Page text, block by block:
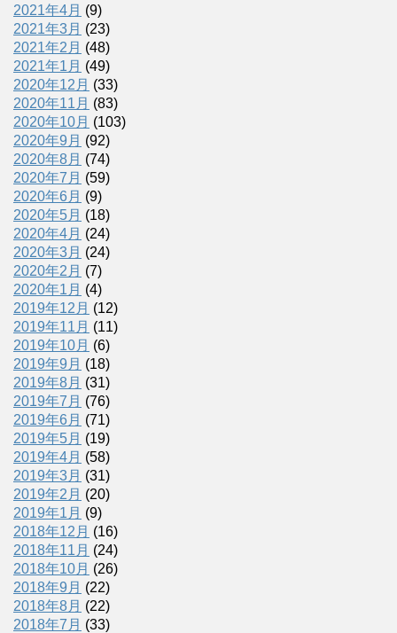
2021年4月 (9)
2021年3月 (23)
2021年2月 (48)
2021年1月 (49)
2020年12月 (33)
2020年11月 (83)
2020年10月 (103)
2020年9月 (92)
2020年8月 (74)
2020年7月 (59)
2020年6月 (9)
2020年5月 (18)
2020年4月 (24)
2020年3月 (24)
2020年2月 (7)
2020年1月 (4)
2019年12月 (12)
2019年11月 (11)
2019年10月 (6)
2019年9月 (18)
2019年8月 (31)
2019年7月 (76)
2019年6月 (71)
2019年5月 (19)
2019年4月 (58)
2019年3月 (31)
2019年2月 (20)
2019年1月 (9)
2018年12月 (16)
2018年11月 (24)
2018年10月 (26)
2018年9月 (22)
2018年8月 (22)
2018年7月 (33)